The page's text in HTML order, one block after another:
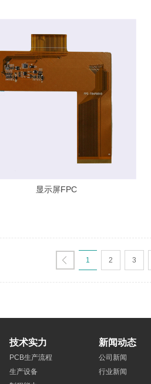
显示屏FPC
1 2 3
技术实力
PCB生产流程
生产设备
新闻动态
公司新闻
行业新闻